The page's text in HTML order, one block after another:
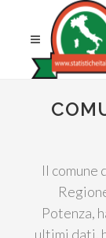
Il comune
Potenza,
ultimi dati,